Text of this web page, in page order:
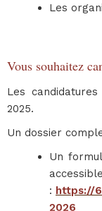
Les
Vous souhaitez
Les
2025.
Un dossier
Un
: https://
2026